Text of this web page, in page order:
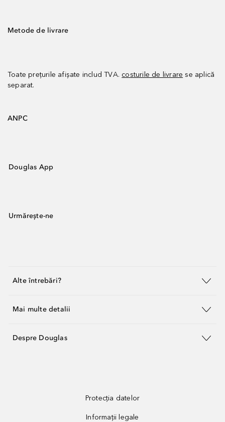
Metode de livrare
Toate prețurile afișate includ TVA. costurile de livrare se aplică
separat.
ANPC
Douglas App
Urmărește-ne
Alte întrebări?
Mai multe detalii
Despre Douglas
Protecția datelor
Informații legale